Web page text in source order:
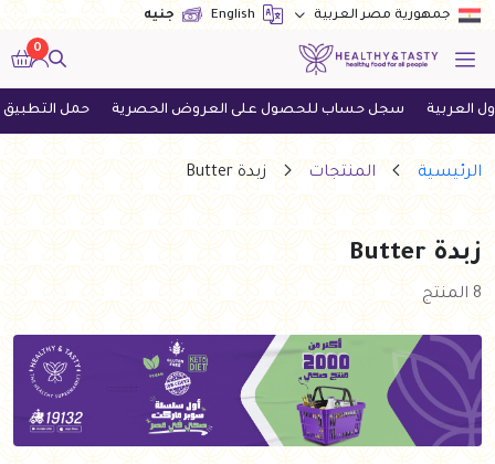
جمهورية مصر العربية English جنيه
0
سجل حساب للحصول على العروض الحصرية حمل التطبيق الآن
الرئيسية المنتجات زبدة Butter
زبدة Butter
8 المنتج